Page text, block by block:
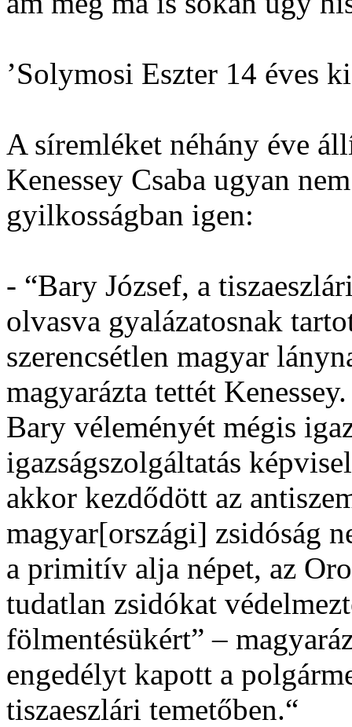
’Solymosi Eszter 14 éves
A síremléket néhány éve
Kenessey Csaba ugyan
gyilkosságban igen:
- “Bary József, a
olvasva gyalázatosnak
szerencsétlen magyar
magyarázta tettét
Bary véleményét mégis
igazságszolgáltatás
akkor kezdődött az
magyar[országi] zsidóság
a primitív alja népet, az
tudatlan zsidókat
fölmentésükért” –
engedélyt kapott a
tiszaeszlári temetőben.“